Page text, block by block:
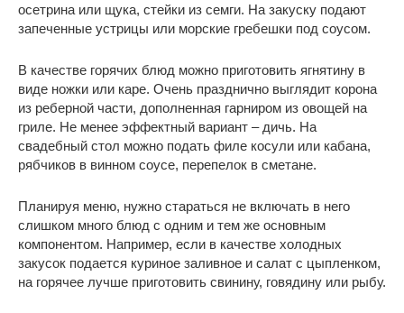
осетрина или щука, стейки из семги. На закуску подают
запеченные устрицы или морские гребешки под соусом.
В качестве горячих блюд можно приготовить ягнятину в
виде ножки или каре. Очень празднично выглядит корона
из реберной части, дополненная гарниром из овощей на
гриле. Не менее эффектный вариант – дичь. На
свадебный стол можно подать филе косули или кабана,
рябчиков в винном соусе, перепелок в сметане.
Планируя меню, нужно стараться не включать в него
слишком много блюд с одним и тем же основным
компонентом. Например, если в качестве холодных
закусок подается куриное заливное и салат с цыпленком,
на горячее лучше приготовить свинину, говядину или рыбу.